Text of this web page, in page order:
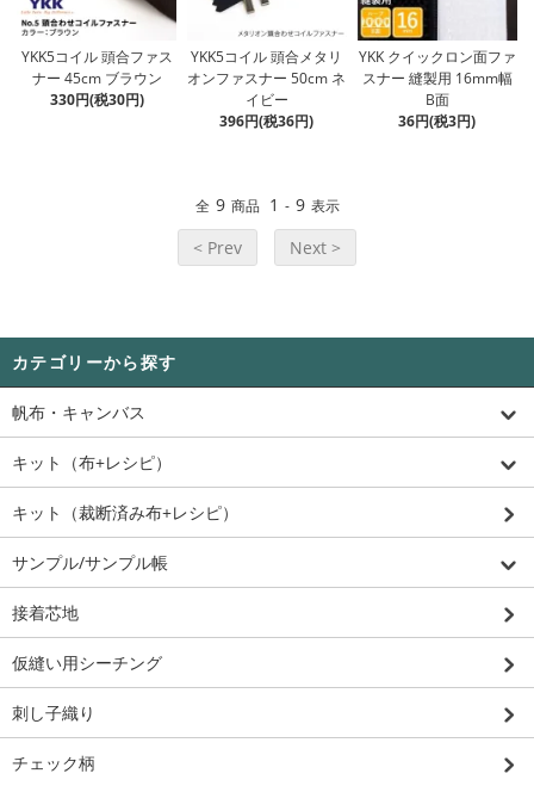
YKK5コイル 頭合ファス
ナー 45cm ブラウン
330円(税30円)
YKK5コイル 頭合メタリ
オンファスナー 50cm ネ
イビー
396円(税36円)
YKK クイックロン面ファ
スナー 縫製用 16mm幅
B面
36円(税3円)
全 9 商品 1 - 9 表示
< Prev Next >
カテゴリーから探す
帆布・キャンバス
キット（布+レシピ）
キット（裁断済み布+レシピ）
サンプル/サンプル帳
接着芯地
仮縫い用シーチング
刺し子織り
チェック柄